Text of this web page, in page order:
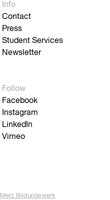
Info
Contact
Press
Student Services
Newsletter
Follow
Facebook
Instagram
LinkedIn
Vimeo
Merz Bildungswerk